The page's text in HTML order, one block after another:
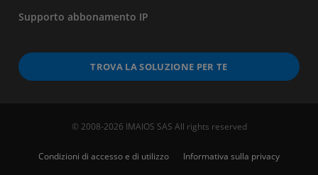
Supporto abbonamento IP
TROVA LA SOLUZIONE PER TE
© 2008-2026 IMAIOS SAS All rights reserved
Condizioni di accesso e di utilizzo
Informativa sulla privacy